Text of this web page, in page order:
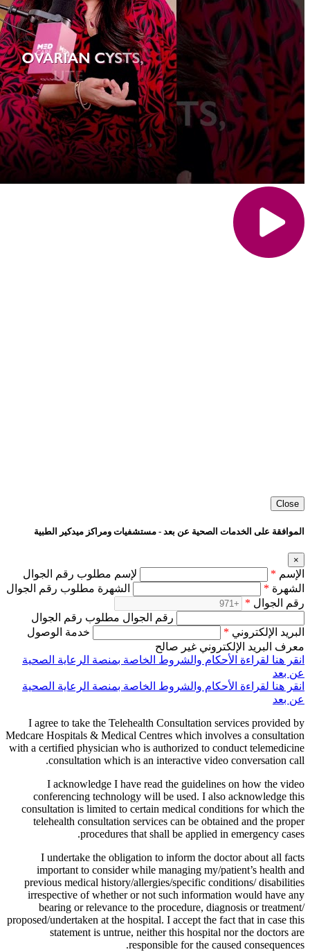
Close
الموافقة على الخدمات الصحية عن بعد - مستشفيات ومراكز ميدكير الطبية
×
الإسم *
لإسم مطلوب رقم الجوال
الشهرة *
الشهرة مطلوب رقم الجوال
رقم الجوال *
رقم الجوال مطلوب رقم الجوال
البريد الإلكتروني *
خدمة الوصول
معرف البريد الإلكتروني غير صالح
انقر هنا لقراءة الأحكام والشروط الخاصة بمنصة الرعاية الصحية
عن بعد
انقر هنا لقراءة الأحكام والشروط الخاصة بمنصة الرعاية الصحية
عن بعد
I agree to take the Telehealth Consultation services provided by
Medcare Hospitals & Medical Centres which involves a consultation
with a certified physician who is authorized to conduct telemedicine
consultation which is an interactive video conversation call.
I acknowledge I have read the guidelines on how the video
conferencing technology will be used. I also acknowledge this
consultation is limited to certain medical conditions for which the
telehealth consultation services can be obtained and the proper
procedures that shall be applied in emergency cases.
I undertake the obligation to inform the doctor about all facts
important to consider while managing my/patient’s health and
previous medical history/allergies/specific conditions/ disabilities
irrespective of whether or not such information would have any
bearing or relevance to the procedure, diagnosis or treatment/
proposed/undertaken at the hospital. I accept the fact that in case this
statement is untrue, neither this hospital nor the doctors are
responsible for the caused consequences.